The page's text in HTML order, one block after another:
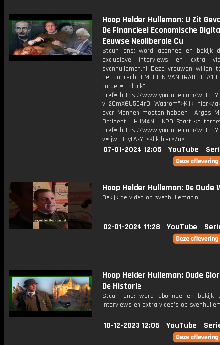
Hoop Helder Hulleman: U Zit
De Financieel Economische
Eeuwse Neoliberale Cu
Steun ons: word abonnee en bekijk
exclusieve interviews en extra
svenhulleman.nl Deze vrouwen willen
het aanrecht | MEIDEN VAN TRADITIE #1 |
target="_blank"
href="https://www.youtube.com/watch?
v=2CmX6U5C4r0 Waarom">Klik hier</
over Mannen moeten hebben | Argos
Ontleedt | HUMAN | NPO Start <a
href="https://www.youtube.com/watch?
v=TjwEJbytAkY">Klik hier</a>
07-01-2024 12:05 YouTube
Hoop Helder Hulleman: De Oude
Bekijk de video op svenhulleman.nl
02-01-2024 11:28 YouTube
Hoop Helder Hulleman: Oude
De Historie
Steun ons: word abonnee en bekijk
interviews en extra video’s op
10-12-2023 12:05 YouTube